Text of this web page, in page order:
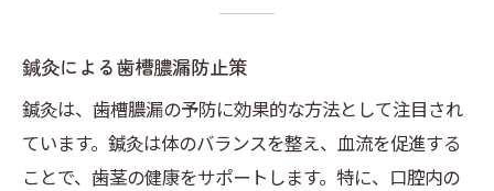
鍼灸による歯槽膿漏防止策
鍼灸は、歯槽膿漏の予防に効果的な方法として注目され
ています。鍼灸は体のバランスを整え、血流を促進する
ことで、歯茎の健康をサポートします。特に、口腔内の